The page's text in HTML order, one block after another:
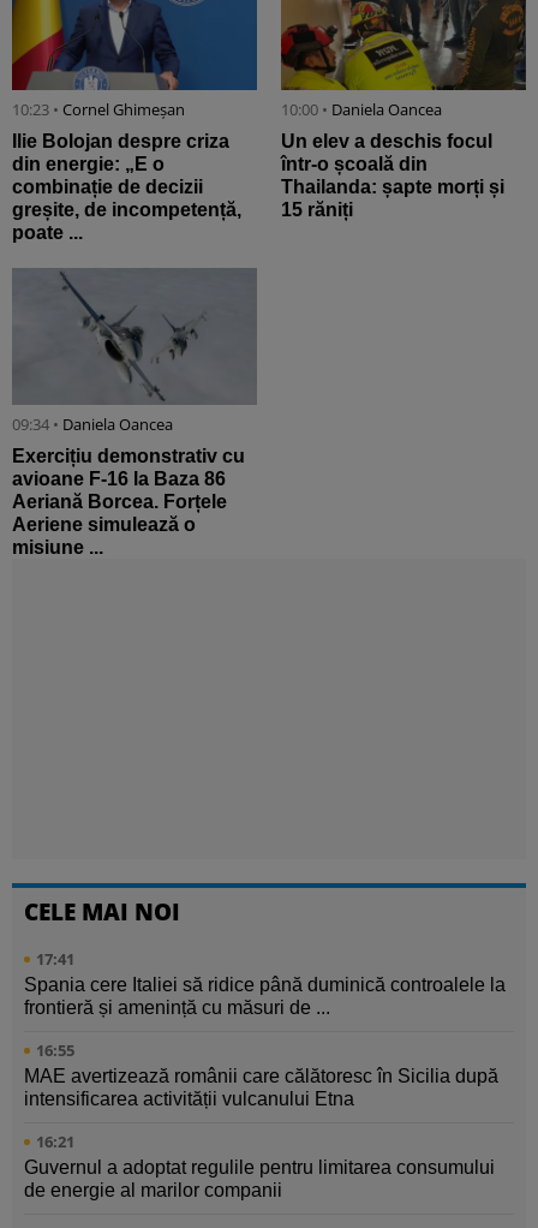
10:23 • Cornel Ghimeșan
Ilie Bolojan despre criza
din energie: „E o
combinație de decizii
greșite, de incompetență,
poate ...
10:00 • Daniela Oancea
Un elev a deschis focul
într-o școală din
Thailanda: șapte morți și
15 răniți
09:34 • Daniela Oancea
Exercițiu demonstrativ cu
avioane F-16 la Baza 86
Aeriană Borcea. Forțele
Aeriene simulează o
misiune ...
CELE MAI NOI
17:41
Spania cere Italiei să ridice până duminică controalele la
frontieră și amenință cu măsuri de ...
16:55
MAE avertizează românii care călătoresc în Sicilia după
intensificarea activității vulcanului Etna
16:21
Guvernul a adoptat regulile pentru limitarea consumului
de energie al marilor companii